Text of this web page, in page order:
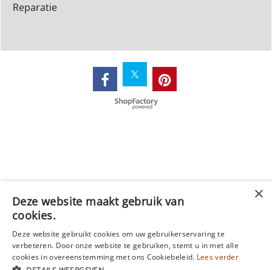
Reparatie
Webwinkel gemaakt met
ShopFactory webwinkel
Deze website maakt gebruik van
cookies.
Deze website gebruikt cookies om uw gebruikerservaring te
verbeteren. Door onze website te gebruiken, stemt u in met alle
cookies in overeenstemming met ons Cookiebeleid. Lees verder